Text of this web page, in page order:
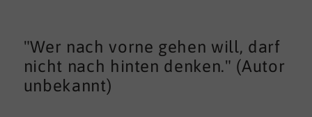
"Wer nach vorne gehen will, darf
nicht nach hinten denken." (Autor
unbekannt)